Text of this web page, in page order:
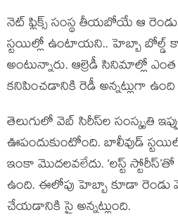
నెట్ ఫ్లిక్స్ సంస్థ తీయబోయే ఆ
స్టయిల్లో ఉంటాయని.. హెబ్బా బోల్డ్
అంటున్నారు. ఆల్రెడీ సినిమాల్లో
కనిపించడానికి రెడీ అన్నట్లుగా
తెలుగులో వెబ్ సిరీస్‌ల సంస్కృతి
ఊపందుకుంటోంది. బాలీవుడ్
ఇంకా మొదలవలేదు. ‘లస్ట్
ఉంది. ఈలోపు హెబ్బా కూడా రెండు
చేయడానికి సై అన్నట్లుంది.